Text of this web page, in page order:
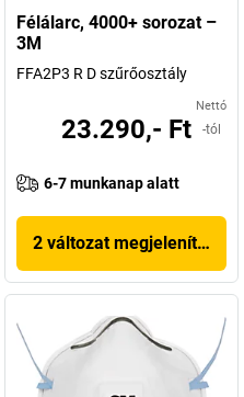
Félálarc, 4000+ sorozat –
3M
FFA2P3 R D szűrőosztály
Nettó
23.290,- Ft -tól
6-7 munkanap alatt
2 változat megjelenítése